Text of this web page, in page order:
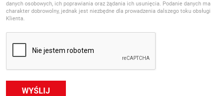
danych osobowych, ich poprawiania oraz żądania ich usunięcia. Podanie danych ma
charakter dobrowolny, jednak jest niezbędne dla prowadzenia dalszego toku obsługi
Klienta.
WYŚLIJ